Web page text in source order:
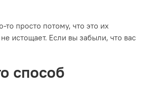
просто потому, что это их
истощает. Если вы забыли, что вас
способ